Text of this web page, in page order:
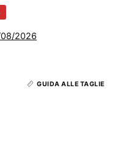
08/2026
GUIDA ALLE TAGLIE